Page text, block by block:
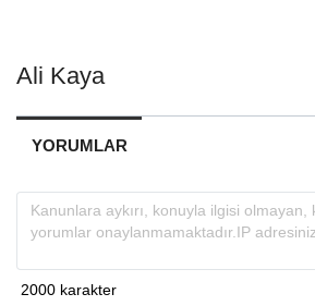
Ali Kaya
YORUMLAR